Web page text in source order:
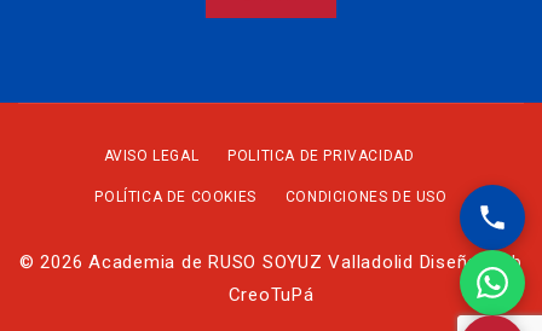
AVISO LEGAL POLITICA DE PRIVACIDAD
POLÍTICA DE COOKIES CONDICIONES DE USO
© 2026 Academia de RUSO SOYUZ Valladolid Diseño Web
CreoTuPá